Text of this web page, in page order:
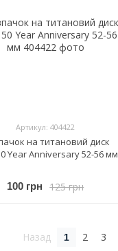
Артикул: 404422
на титановий диск
Year Anniversary 52-56 мм
125 грн
100 грн
Назад 1 2 3